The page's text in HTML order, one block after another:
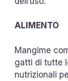
ALIMENTO
Mangime
gatti di tutte
nutrizionali